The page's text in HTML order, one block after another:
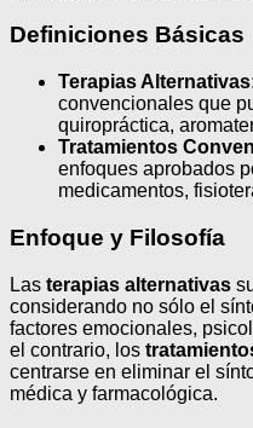
Definiciones Básicas
Terapias
convencionales que
quiropráctica,
Tratamientos
enfoques aprobados
medicamentos,
Enfoque y Filosofía
Las terapias alternativas
considerando no sólo el
factores emocionales,
el contrario, los
centrarse en eliminar el
médica y farmacológica.